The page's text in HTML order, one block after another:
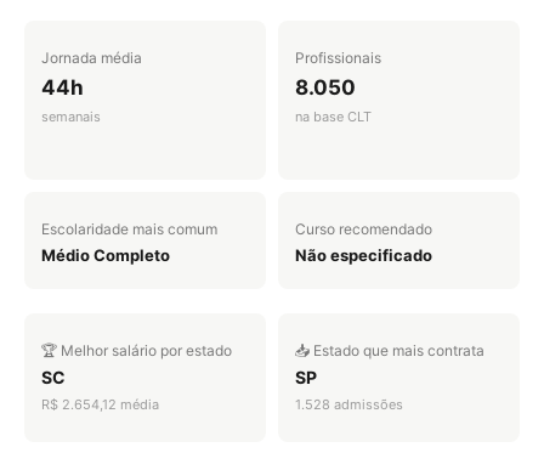
Jornada média
44h
semanais
Profissionais
8.050
na base CLT
Escolaridade mais comum
Médio Completo
Curso recomendado
Não especificado
🏆 Melhor salário por estado
SC
R$ 2.654,12 média
📥 Estado que mais contrata
SP
1.528 admissões